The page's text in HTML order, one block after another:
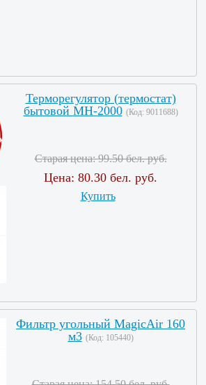
Терморегулятор (термостат)
бытовой MH-2000 (Код: 9011688)
Старая цена:99.50 бел. руб.
Цена: 80.30 бел. руб.
Купить
Фильтр угольный MagicAir 160
м3 (Код: 105440)